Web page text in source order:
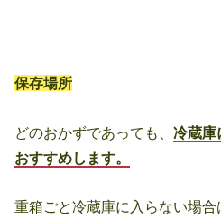
保存場所
どのおかずであっても、冷蔵庫
おすすめします。
重箱ごと冷蔵庫に入らない場